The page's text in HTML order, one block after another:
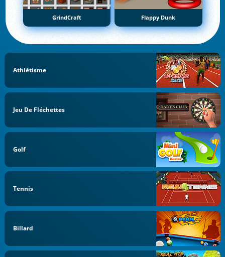
GrindCraft Flappy Dunk
Athlétisme
Jeu De Fléchettes
Golf
Tennis
Billard